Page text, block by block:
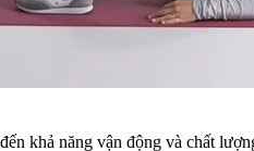
khả năng vận động và chất